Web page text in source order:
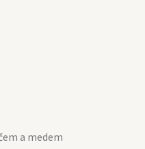
a medem